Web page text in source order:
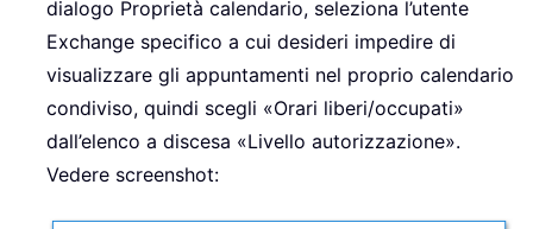
dialogo Proprietà calendario, seleziona l’utente
Exchange specifico a cui desideri impedire di
visualizzare gli appuntamenti nel proprio calendario
condiviso, quindi scegli «Orari liberi/occupati»
dall’elenco a discesa «Livello autorizzazione».
Vedere screenshot: